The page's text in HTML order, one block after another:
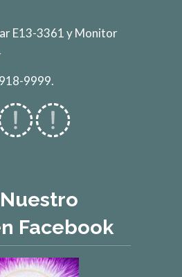
E13-3361 y Monitor
9999.
Facebook